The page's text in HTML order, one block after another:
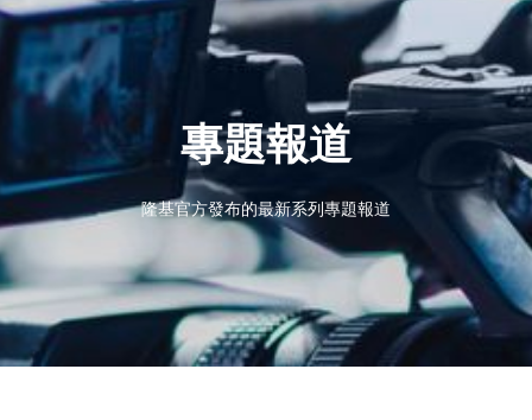
專題報道
隆基官方發布的最新系列專題報道